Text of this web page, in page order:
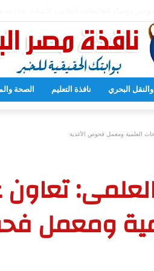
والنقل البحري نافذة التعليم الصحة
العلمية ومعمل فحوص الأغذية
العلمى:
ومعمل